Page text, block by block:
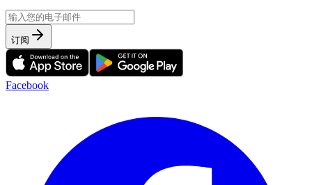
订阅
Facebook